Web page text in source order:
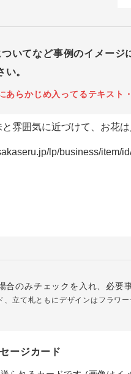
いてなど事例のイメージ
。
あらかじめ入ってるテキスト
合のみチェックを入れ、必要
立て札ともにデザインはフラワー
ージカード